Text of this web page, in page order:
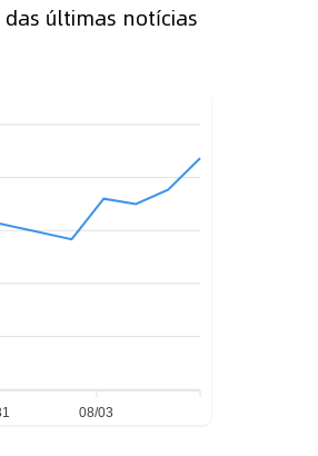
das últimas notícias
08/03